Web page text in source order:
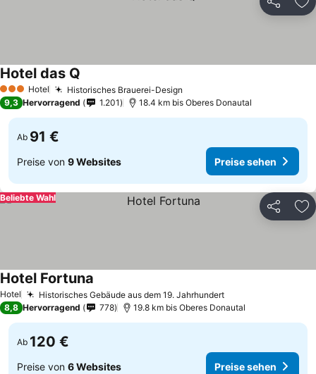
Teilen
3 SterneHotel Historisches Brauerei-Design
Hotel das Q
9,3 Hervorragend 1.201 18.4 km bis Oberes Donautal
Ab 91 €
Preise von 9 Websites Preise sehen
Teilen
Beliebte Wahl
Hotel Historisches Gebäude aus dem 19. Jahrhundert
Hotel Fortuna
8,8 Hervorragend 778 19.8 km bis Oberes Donautal
Ab 120 €
Preise von 6 Websites Preise sehen